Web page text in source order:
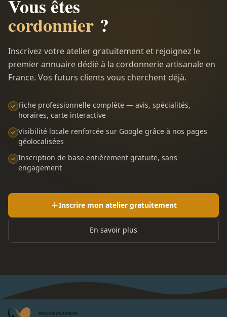
Vous êtes
cordonnier ?
Inscrivez votre atelier gratuitement et rejoignez le
premier annuaire dédié à la cordonnerie artisanale en
France. Vos futurs clients vous cherchent déjà.
Fiche professionnelle complète — avis, spécialités,
horaires, carte interactive
Visibilité locale renforcée sur Google grâce à nos pages
géolocalisées
Inscription de base entièrement gratuite, sans
engagement
Inscrire mon atelier gratuitement
En savoir plus